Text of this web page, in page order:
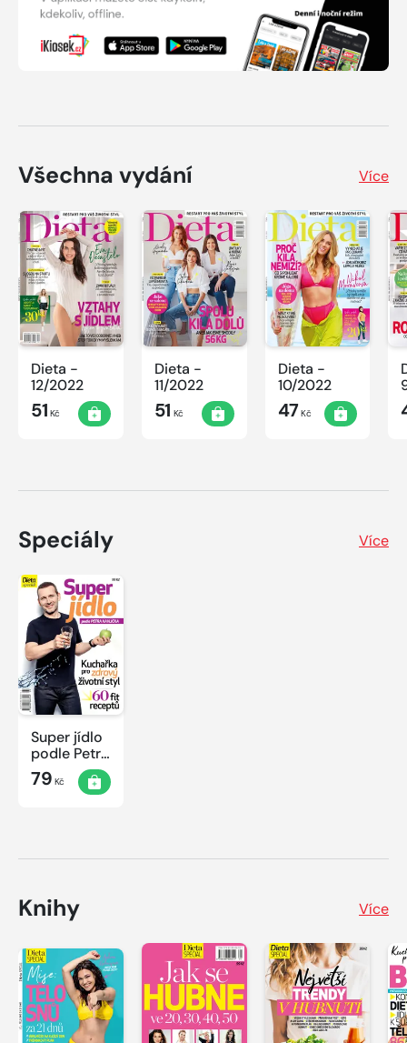
Všechna vydání Více
Dieta -
12/2022
51 Kč
Dieta -
11/2022
51 Kč
Dieta -
10/2022
47Kč
Speciály Více
Super jídlo
podle Petra
Havlíčka
79 Kč
Knihy Více